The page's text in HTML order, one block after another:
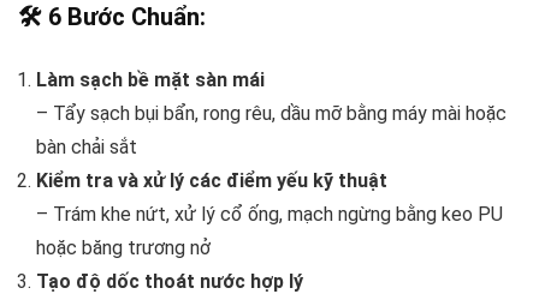
🛠️ 6 Bước Chuẩn:
Làm sạch bề mặt sàn mái
– Tẩy sạch bụi bẩn, rong rêu, dầu mỡ bằng máy mài hoặc
bàn chải sắt
Kiểm tra và xử lý các điểm yếu kỹ thuật
– Trám khe nứt, xử lý cổ ống, mạch ngừng bằng keo PU
hoặc băng trương nở
Tạo độ dốc thoát nước hợp lý